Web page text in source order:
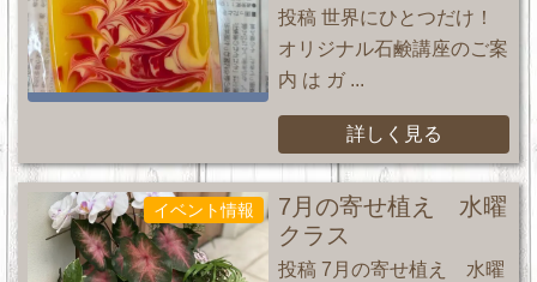
投稿 世界にひとつだけ！
オリジナル石鹸講座のご案
内 は ガ ...
詳しく見る
イベント情報
7月の寄せ植え 水曜
クラス
投稿 7月の寄せ植え 水曜